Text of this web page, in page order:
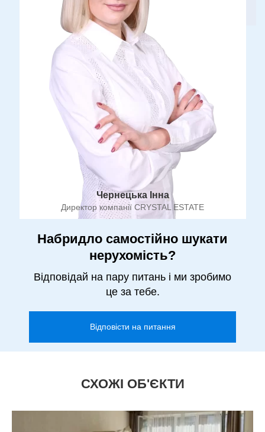
Чернецька Інна
Директор компанії CRYSTAL ESTATE
Набридло самостійно шукати
нерухомість?
Відповідай на пару питань і ми зробимо
це за тебе.
Відповісти на питання
СХОЖІ ОБ'ЄКТИ